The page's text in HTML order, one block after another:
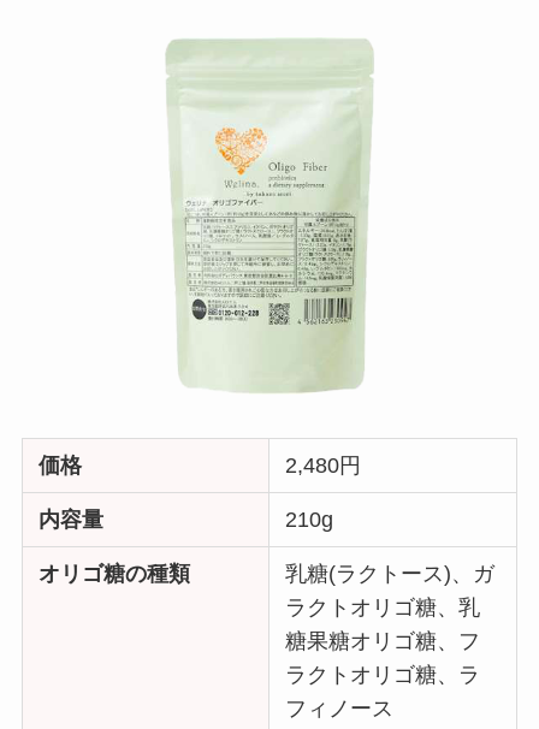
価格 2,480円
内容量 210g
オリゴ糖の種類
乳糖(ラクトース)、ガ
ラクトオリゴ糖、乳
糖果糖オリゴ糖、フ
ラクトオリゴ糖、ラ
フィノース